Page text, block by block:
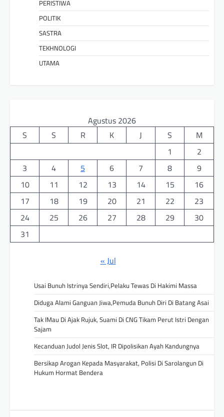
PERISTIWA
POLITIK
SASTRA
TEKHNOLOGI
UTAMA
Agustus 2026
S
S R K J S
M
1
2
3
4 5 6 7 8
9
10
11 12 13 14 15
16
17
18 19 20 21 22
23
24
25 26 27 28 29
30
31
« Jul
Usai Bunuh Istrinya Sendiri,Pelaku Tewas Di Hakimi Massa
Diduga Alami Ganguan Jiwa,Pemuda Bunuh Diri Di Batang Asai
Tak IMau Di Ajak Rujuk, Suami Di CNG Tikam Perut Istri Dengan
Sajam
Kecanduan Judol Jenis Slot, IR Dipolisikan Ayah Kandungnya
Bersikap Arogan Kepada Masyarakat, Polisi Di Sarolangun Di
Hukum Hormat Bendera